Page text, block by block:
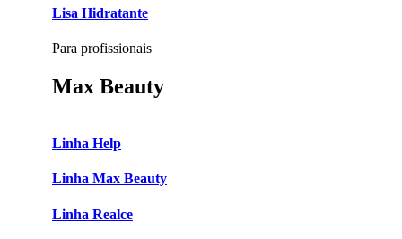
Lisa Hidratante
Para profissionais
Max Beauty
Linha Help
Linha Max Beauty
Linha Realce